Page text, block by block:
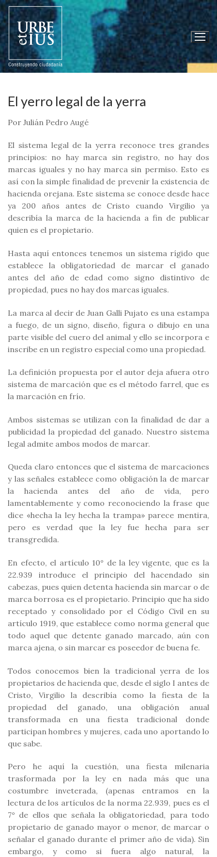
Ir
al
contenido
El yerro legal de la yerra
Por Julián Pedro Augé
El sistema legal de la yerra reconoce tres grandes
principios: no hay marca sin registro, no hay dos
marcas iguales y no hay marca sin permiso. Esto es
así con la simple finalidad de prevenir la existencia de
hacienda orejana. Este sistema se conoce desde hace
ya 200 años antes de Cristo cuando Virgilio ya
describía la marca de la hacienda a fin de publicar
quien es el propietario.
Hasta aquí entonces tenemos un sistema rígido que
establece la obligatoriedad de marcar el ganado
antes del año de edad como signo distintivo de
propiedad, pues no hay dos marcas iguales.
La marca al decir de Juan Galli Pujato es una estampa
a fuego, de un signo, diseño, figura o dibujo en una
parte visible del cuero del animal y ello se incorpora e
inscribe en un registro especial como una propiedad.
La definición propuesta por el autor deja afuera otro
sistema de marcación que es el método farrel, que es
la marcación en frío.
Ambos sistemas se utilizan con la finalidad de dar a
publicidad la propiedad del ganado. Nuestro sistema
legal admite ambos modos de marcar.
Queda claro entonces que el sistema de marcaciones
y las señales establece como obligación la de marcar
la hacienda antes del año de vida, pero
lamentablemente y como reconociendo la frase que
dice «hecha la ley hecha la trampa» parece mentira,
pero es verdad que la ley fue hecha para ser
transgredida.
En efecto, el artículo 10° de la ley vigente, que es la
22.939 introduce el principio del hacendado sin
cabezas, pues quien detenta hacienda sin marcar o de
marca borrosa es el propietario. Principio que ha sido
receptado y consolidado por el Código Civil en su
artículo 1919, que establece como norma general que
todo aquel que detente ganado marcado, aún con
marca ajena, o sin marcar es poseedor de buena fe.
Todos conocemos bien la tradicional yerra de los
propietarios de hacienda que, desde el siglo I antes de
Cristo, Virgilio la describía como la fiesta de la
propiedad del ganado, una obligación anual
transformada en una fiesta tradicional donde
participan hombres y mujeres, cada uno aportando lo
que sabe.
Pero he aquí la cuestión, una fiesta milenaria
trasformada por la ley en nada más que una
costumbre inveterada, (apenas entramos en la
lectura de los artículos de la norma 22.939, pues es el
7° de ellos que señala la obligatoriedad, para todo
propietario de ganado mayor o menor, de marcar o
señalar el ganado durante el primer año de vida). Sin
embargo, y como si fuera algo natural, la